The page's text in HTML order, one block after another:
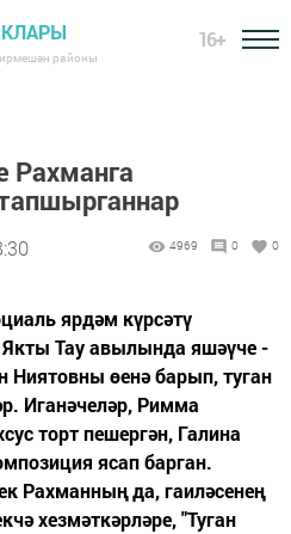
районы
16+
Рахманга
4969 0 0
ярдәм күрсәтү
Якты Тау авылында яшәүче -
Ниятовны өенә барып, туган
Иганәчеләр, Римма
торт пешергән, Галина
ясап барган.
Рахманның да, гаиләсенең
хезмәткәрләре, "Туган